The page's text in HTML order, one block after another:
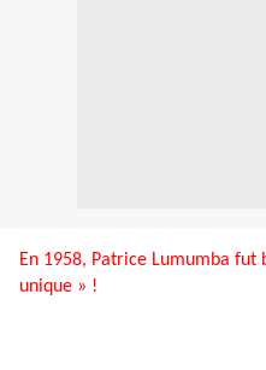
En 1958, Patrice Lumumba
unique » !